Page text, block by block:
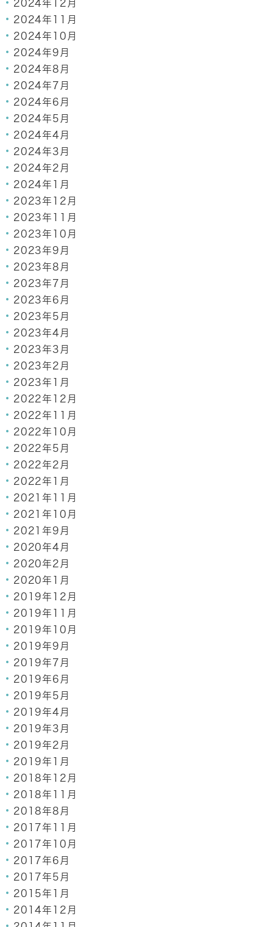
2024年12月
2024年11月
2024年10月
2024年9月
2024年8月
2024年7月
2024年6月
2024年5月
2024年4月
2024年3月
2024年2月
2024年1月
2023年12月
2023年11月
2023年10月
2023年9月
2023年8月
2023年7月
2023年6月
2023年5月
2023年4月
2023年3月
2023年2月
2023年1月
2022年12月
2022年11月
2022年10月
2022年5月
2022年2月
2022年1月
2021年11月
2021年10月
2021年9月
2020年4月
2020年2月
2020年1月
2019年12月
2019年11月
2019年10月
2019年9月
2019年7月
2019年6月
2019年5月
2019年4月
2019年3月
2019年2月
2019年1月
2018年12月
2018年11月
2018年8月
2017年11月
2017年10月
2017年6月
2017年5月
2015年1月
2014年12月